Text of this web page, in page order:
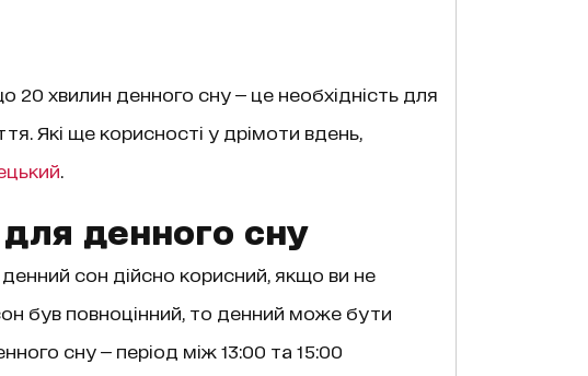
20 хвилин денного сну — це необхідність для
Які ще корисності у дрімоти вдень,
денного сну
сон дійсно корисний, якщо ви не
був повноцінний, то денний може бути
сну — період між 13:00 та 15:00